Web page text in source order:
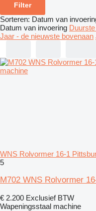
Filter
Sorteren: Datum van
Datum van invoering
Jaar - de nieuwste bovenaan
WNS Rolvormer 16-1
5
M702 WNS Rolvormer
€ 2.200 Exclusief BTW
Wapeningsstaal machine